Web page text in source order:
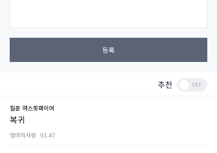
등록
추천
질문 여스핏파이어
복귀
엄마의사랑 01:47